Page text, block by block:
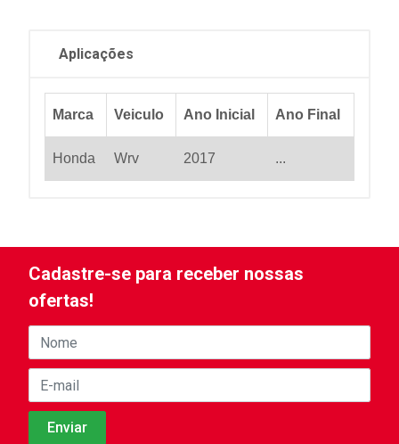
Aplicações
Marca Veiculo Ano Inicial Ano Final
Honda Wrv 2017 ...
Cadastre-se para receber nossas
ofertas!